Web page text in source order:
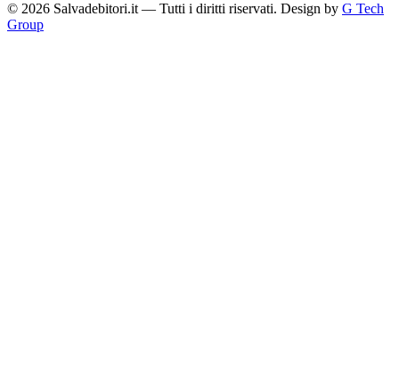
© 2026 Salvadebitori.it — Tutti i diritti riservati. Design by G Tech
Group